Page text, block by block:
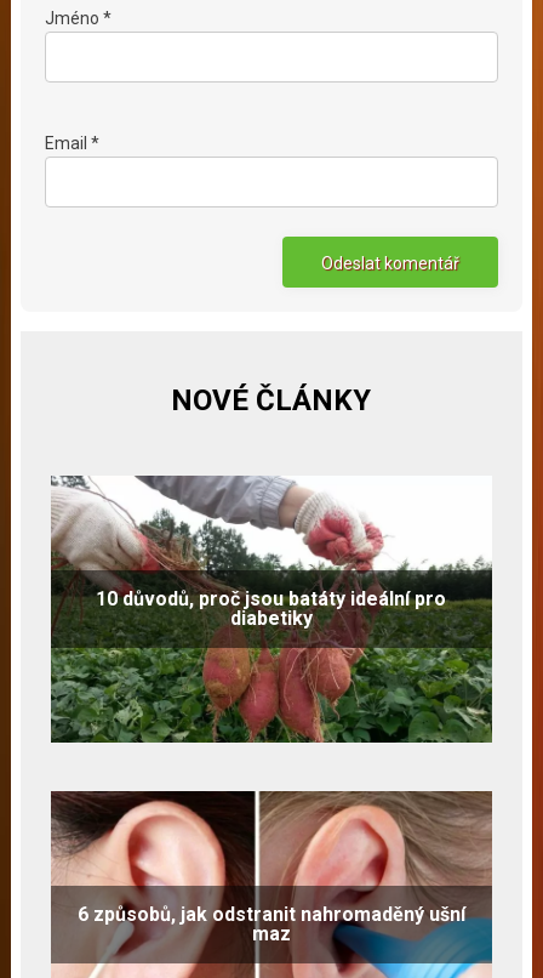
Jméno *
Email *
NOVÉ ČLÁNKY
10 důvodů, proč jsou batáty ideální pro
diabetiky
6 způsobů, jak odstranit nahromaděný ušní
maz